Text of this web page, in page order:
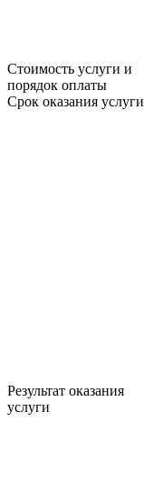
Стоимость услуги и
порядок оплаты
Cрок оказания услуги
Результат оказания
услуги